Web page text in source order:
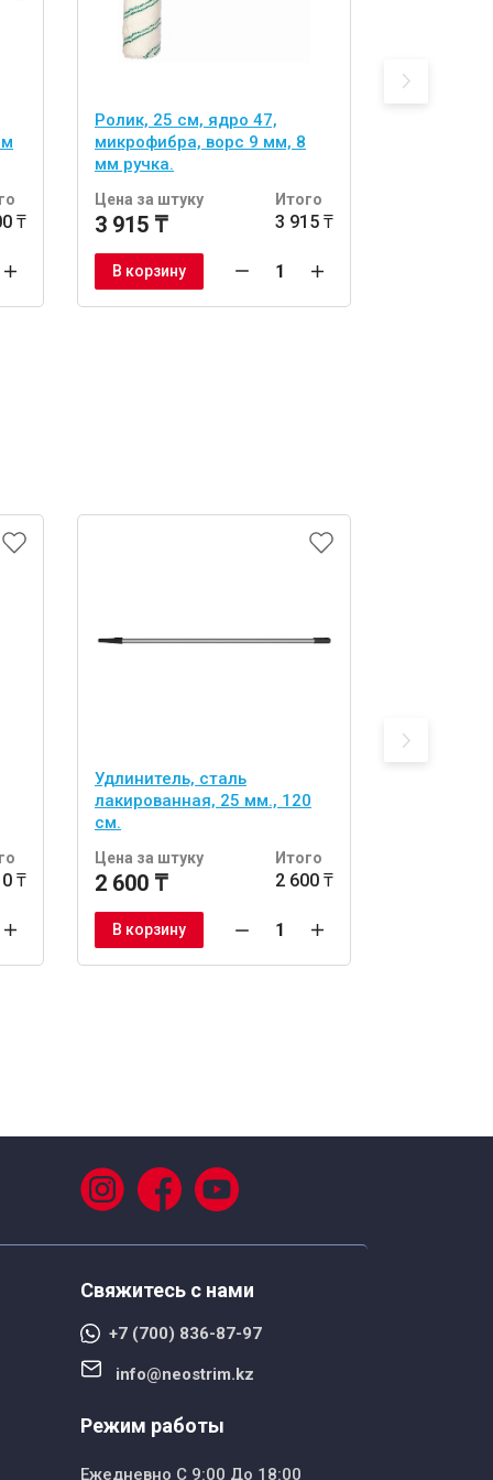
₸
Ролик, 25 см, ядро 47,
микрофибра, ворс 9 мм, 8
мм ручка.
Цена за штуку
3 915 ₸
Итого
3 915 ₸
В корзину
₸
Удлинитель, сталь
лакированная, 25 мм., 120
см.
Цена за штуку
2 600 ₸
Итого
2 600 ₸
В корзину
Свяжитесь с нами
+7 (700) 836-87-97
info@neostrim.kz
Режим работы
Ежедневно С 9:00 До 18:00